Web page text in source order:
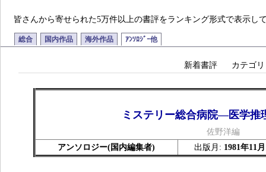
皆さんから寄せられた5万件以上の書評をランキング形式で表示し
総合 国内作品 海外作品 ｱﾝｿﾛｼﾞｰ他
新着書評 カテゴリ
ミステリー総合病院―医学推
佐野洋編
アンソロジー(国内編集者)
出版月: 1981年11月